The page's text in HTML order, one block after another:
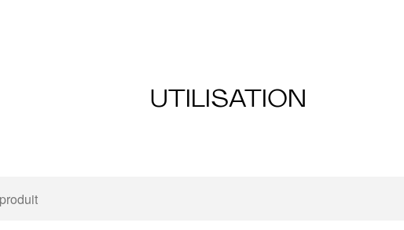
UTILISATION